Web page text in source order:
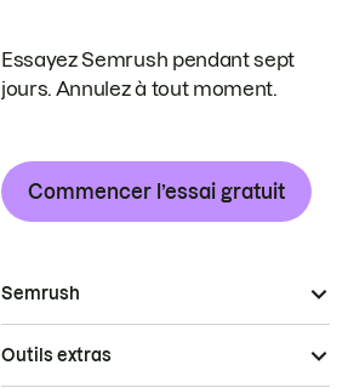
Essayez Semrush pendant sept
jours. Annulez à tout moment.
Commencer l’essai gratuit
Semrush
Outils extras